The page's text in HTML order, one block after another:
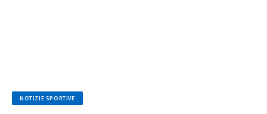
NOTIZIE SPORTIVE